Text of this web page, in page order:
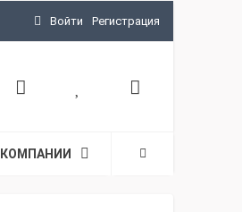
Войти Регистрация